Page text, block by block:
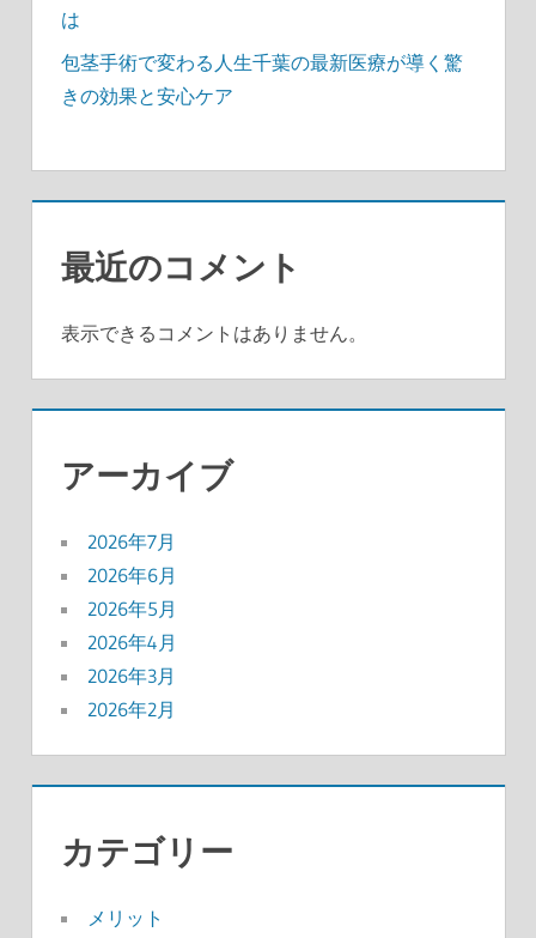
は
包茎手術で変わる人生千葉の最新医療が導く驚
きの効果と安心ケア
最近のコメント
表示できるコメントはありません。
アーカイブ
2026年7月
2026年6月
2026年5月
2026年4月
2026年3月
2026年2月
カテゴリー
メリット